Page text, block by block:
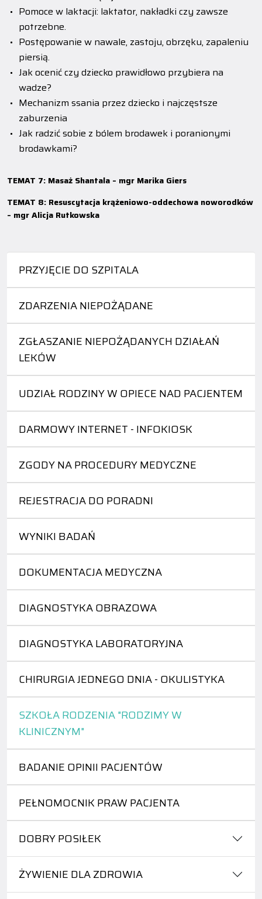
PRZYJĘCIE DO SZPITALA
ZDARZENIA NIEPOŻĄDANE
ZGŁASZANIE NIEPOŻĄDANYCH DZIAŁAŃ
LEKÓW
UDZIAŁ RODZINY W OPIECE NAD PACJENTEM
DARMOWY INTERNET - INFOKIOSK
ZGODY NA PROCEDURY MEDYCZNE
REJESTRACJA DO PORADNI
WYNIKI BADAŃ
DOKUMENTACJA MEDYCZNA
DIAGNOSTYKA OBRAZOWA
DIAGNOSTYKA LABORATORYJNA
CHIRURGIA JEDNEGO DNIA - OKULISTYKA
SZKOŁA RODZENIA "RODZIMY W
KLINICZNYM"
BADANIE OPINII PACJENTÓW
PEŁNOMOCNIK PRAW PACJENTA
DOBRY POSIŁEK
ŻYWIENIE DLA ZDROWIA
Pomoce w laktacji: laktator, nakładki czy zawsze
potrzebne.
Postępowanie w nawale, zastoju, obrzęku, zapaleniu
piersią.
Jak ocenić czy dziecko prawidłowo przybiera na
wadze?
Mechanizm ssania przez dziecko i najczęstsze
zaburzenia
Jak radzić sobie z bólem brodawek i poranionymi
brodawkami?
TEMAT 7: Masaż Shantala – mgr Marika Giers
TEMAT 8: Resuscytacja krążeniowo-oddechowa noworodków
– mgr Alicja Rutkowska